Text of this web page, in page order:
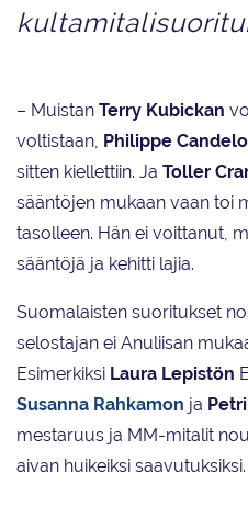
– Muistan Terry Kubickan
voltistaan, Philippe
sitten kiellettiin. Ja Toller
sääntöjen mukaan vaan toi
tasolleen. Hän ei voittanut,
sääntöjä ja kehitti lajia.
Suomalaisten suoritukset
selostajan ei Anuliisan
Esimerkiksi Laura Lepistön
Susanna Rahkamon ja
mestaruus ja MM-mitalit
aivan huikeiksi saavutuksiksi.